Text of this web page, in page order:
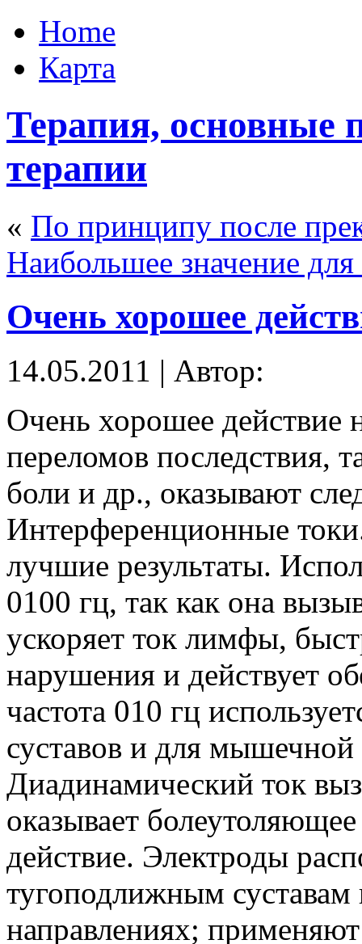
Home
Карта
Терапия, основные
терапии
« По принципу после
Наибольшее значение
Очень хорошее
14.05.2011 | Автор:
Очень хорошее действие
переломов последствия,
боли и др., оказывают
Интерференционные
лучшие результаты.
0100 гц, так как она
ускоряет ток лимфы,
нарушения и действует
частота 010 гц
суставов и для
Диадинамический ток
оказывает
действие. Электроды
тугоподлижным суставам
направлениях;